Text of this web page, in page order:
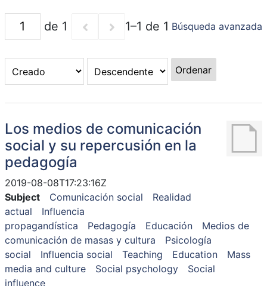
de 1 1–1 de 1 Búsqueda avanzada
Ordenar
Los medios de comunicación
social y su repercusión en la
pedagogía
2019-08-08T17:23:16Z
Subject
Comunicación social
Realidad
actual
Influencia
propagandística
Pedagogía Educación
Medios de
comunicación de masas y cultura
Psicología
social
Influencia social Teaching Education
Mass
media and culture
Social psychology
Social
influence